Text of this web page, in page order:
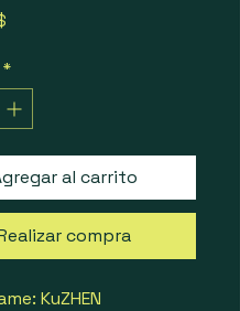
*
al carrito
compra
KuZHEN